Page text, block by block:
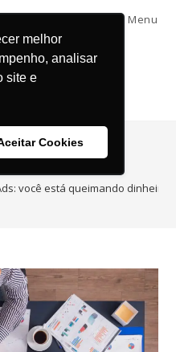
melhor
analisar
site e
Cookies
Menu
você está queimando dinheiro